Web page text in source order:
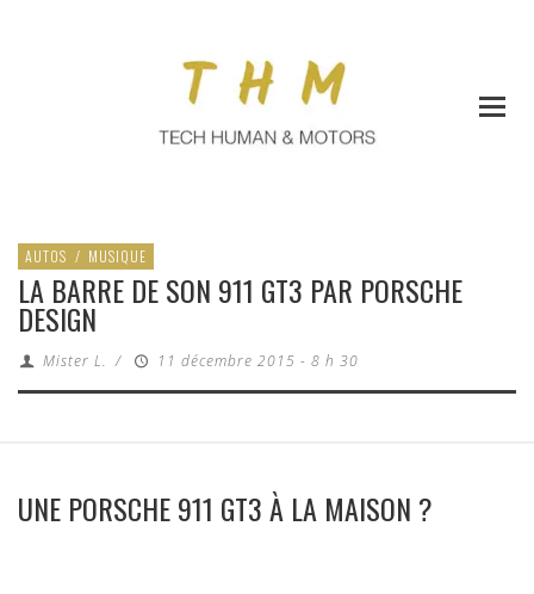
AUTOS / MUSIQUE
LA BARRE DE SON 911 GT3 PAR PORSCHE
DESIGN
Mister L. / 11 décembre 2015 - 8 h 30
UNE PORSCHE 911 GT3 À LA MAISON ?